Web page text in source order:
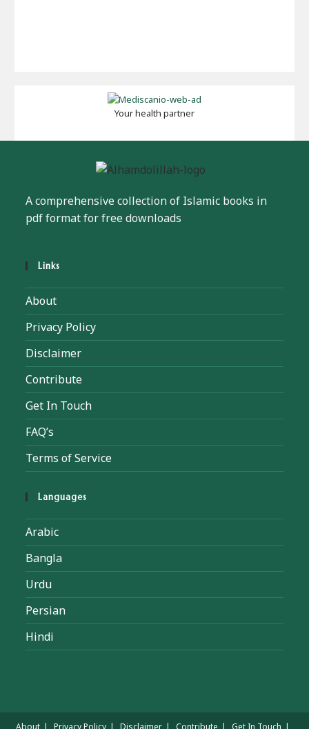
Your health partner
A comprehensive collection of Islamic books in
pdf format for free downloads
Links
About
Privacy Policy
Disclaimer
Contribute
Get In Touch
FAQ’s
Terms of Service
Languages
Arabic
Bangla
Urdu
Persian
Hindi